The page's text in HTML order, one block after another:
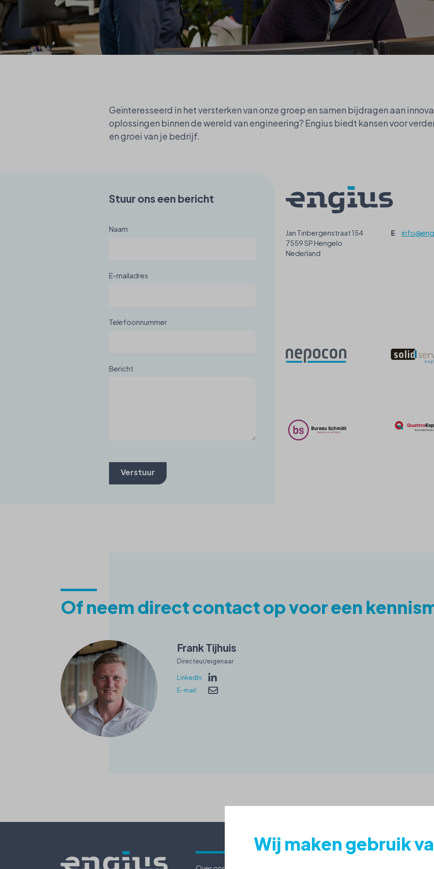
NL
EN
Geïnteresseerd in het versterken van onze groep en samen bijdragen aan
oplossingen binnen de wereld van engineering? Engius biedt kansen voor
en groei van je bedrijf.
Stuur ons een bericht
Naam
E-mailadres
Telefoonnummer
Bericht
Verstuur
Jan Tinbergenstraat 154
7559 SP Hengelo
Nederland
E
Of neem direct contact op voor een
Frank Tijhuis
Directeur/eigenaar
LinkedIn:
E-mail:
Wij maken gebruik